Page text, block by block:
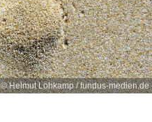
© Helmut Lohkamp / fundus-medien.de